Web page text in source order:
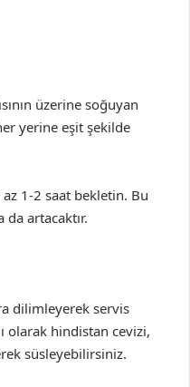
üzerine soğuyan
yerine eşit şekilde
az 1-2 saat bekletin. Bu
da artacaktır.
dilimleyerek servis
olarak hindistan cevizi,
süsleyebilirsiniz.